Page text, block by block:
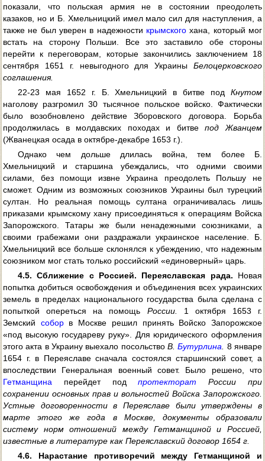
показали, что польская армия не в состоянии преодолеть
казаков, но и Б. Хмельницкий имел мало сил для наступления, а
также не был уверен в надежности крымского хана, который мог
встать на сторону Польши. Все это заставило обе стороны
перейти к переговорам, которые закончились заключением 18
сентября 1651 г. невыгодного для Украины Белоцерковского
соглашения.
22-23 мая 1652 г. Б. Хмельницкий в битве под Кнутом
наголову разгромил 30 тысячное польское войско. Фактически
было возобновлено действие Зборовского договора. Борьба
продолжилась в молдавских походах и битвепод Жванцем
(Жванецкая осада в октябре-декабре 1653 г.).
Однако чем дольше длилась война, тем более Б.
Хмельницкий и старшина убеждались, что одними своими
силами, без помощи извне Украина преодолеть Польшу не
сможет. Одним из возможных союзников Украины был турецкий
султан. Но реальная помощь султана ограничивалась лишь
приказами крымскому хану присоединяться к операциям Войска
Запорожского. Татары же были ненадежными союзниками, а
своими грабежами они раздражали украинское население. Б.
Хмельницкий все больше склонялся к убеждению, что надежным
союзником мог стать только российский «единоверный» царь.
4.5. Сближение с Россией. Переяславская рада. Новая
попытка добиться освобождения и объединения всех украинских
земель в пределах национального государства была сделана с
попыткой опереться на помощь России.
1 октября 1653 г.
Земский соборв Москве решил принять Войско Запорожское
«под высокую государеву руку». Для юридического оформления
этого акта в Украину выехало посольство В.Бутурлина
8 январе
1654 г. в Переяславе сначала состоялся старшинский совет, а
впоследствии Генеральная военный совет. Было решено, что
Гетманщина перейдет подпротекторат России при
сохранении основных прав и вольностей Войска Запорожского.
Устные договоренности в Переяславе были утверждены в
марте этого же года в Москве, документы образовали
систему норм отношений между Гетманщиной и Россией,
известные в литературе как Переяславский договор 1654 г.
4.6. Нарастание противоречий между Гетманщиной и